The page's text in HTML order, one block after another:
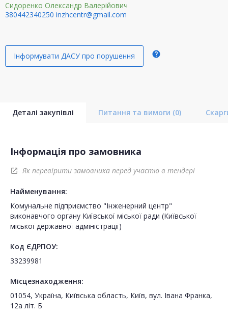
Сидоренко Олександр Валерійович
380442340250 inzhcentr@gmail.com
Інформувати ДАСУ про порушення help
Деталі закупівлі Питання та вимоги (0)
Інформація про замовника
open_in_new Як перевірити замовника перед участю в тендері
Найменування:
Комунальне підприємство "Інженерний центр"
виконавчого органу Київської міської ради (Київської
міської державної адміністрації)
Код ЄДРПОУ:
33239981
Місцезнаходження:
01054, Україна, Київська область, Київ, вул. Івана Франка,
12а літ. Б